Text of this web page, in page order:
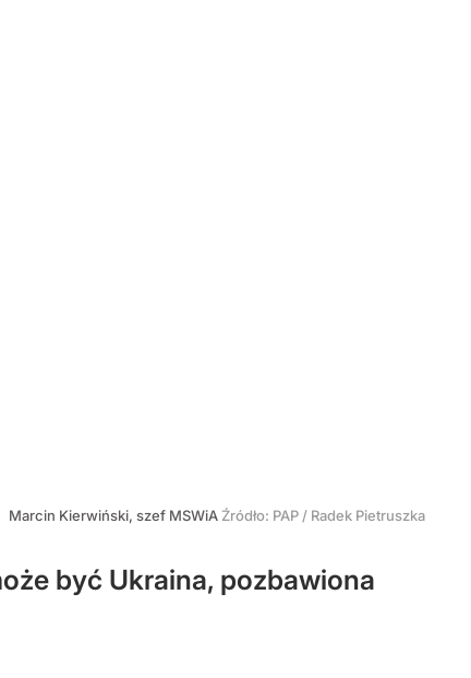
Marcin Kierwiński, szef MSWiA Źródło: PAP / Radek Pietruszka
być Ukraina, pozbawiona